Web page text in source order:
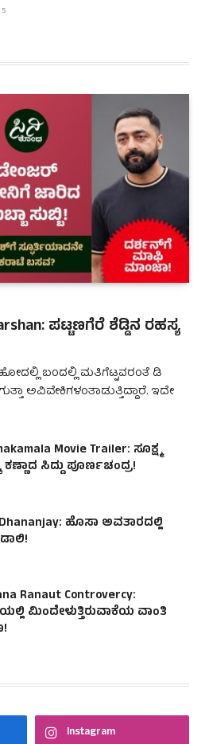
ಪಟ್ಟಣಗೆರೆ ಶೆಡ್ಡಿನ ರಹಸ್ಯ
ಬಂದಲ್ಲಿ ಮತಿಗೆಟ್ಟವರಂತೆ ಡಿ
ಅವಿವೇಕಿಗಳಂತಾಡುತ್ತಿದ್ದಾರೆ. ಇದೇ
Movie Trailer: ಸೂಕ್ಷ್ಮ
ಕಣ್ಣಾದ ಸಿದ್ದು ಪೂರ್ಣಚಂದ್ರ!
ಹೊಸಾ ಅವತಾರದಲ್ಲಿ
Ranaut Controvercy:
ಮಿಂದೇಳುತ್ತಿರುವಾಕೆಯ ವಾಂತಿ
Instagram